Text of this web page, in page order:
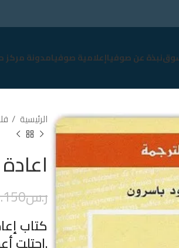
نبذة عن صوفياإعلامية صوفيامدونة مركز
الرئيسية
اعادة
ر.س
كتاب